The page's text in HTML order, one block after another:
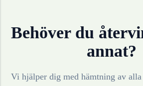
Behöver du
annat?
Vi hjälper dig med hämtning av